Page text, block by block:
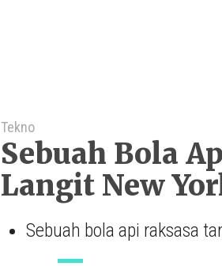
Tekno
Sebuah Bola
Langit New
Sebuah bola api raksasa